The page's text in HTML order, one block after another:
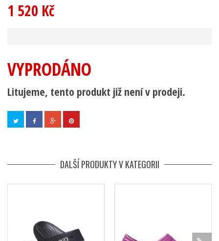
1 520 Kč
VYPRODÁNO
Litujeme, tento produkt již není v prodeji.
DALŠÍ PRODUKTY V KATEGORII